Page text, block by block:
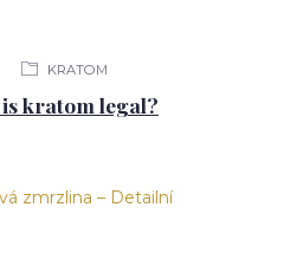
KRATOM
kratom legal?